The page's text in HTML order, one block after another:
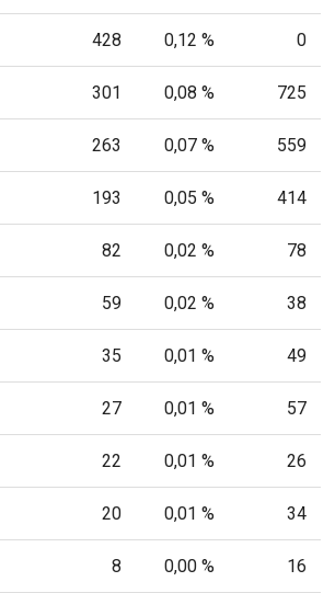
428 0,12 % 0
301 0,08 % 725
263 0,07 % 559
193 0,05 % 414
82 0,02 % 78
59 0,02 % 38
35 0,01 % 49
27 0,01 % 57
22 0,01 % 26
20 0,01 % 34
8 0,00 % 16